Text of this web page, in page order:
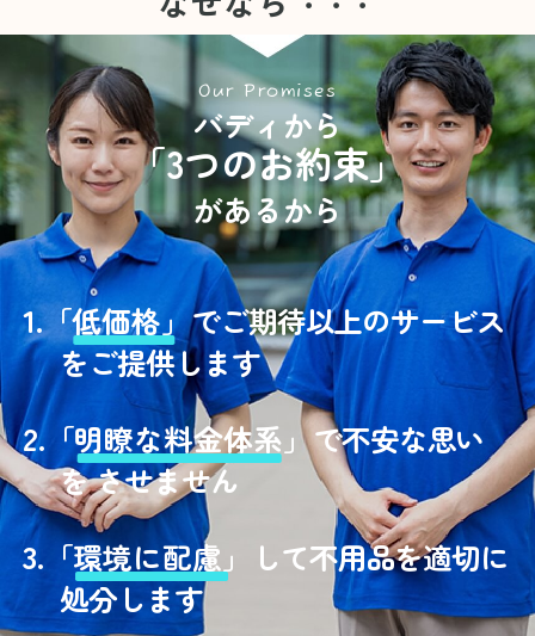
Our Promises
バディから
「3つのお約束」
があるから
1.「低価格」でご期待以上のサービス
をご提供します
2.「明瞭な料金体系」で不安な思い
を させません
3. 「環境に配慮」
して不用品を適切に
処分します